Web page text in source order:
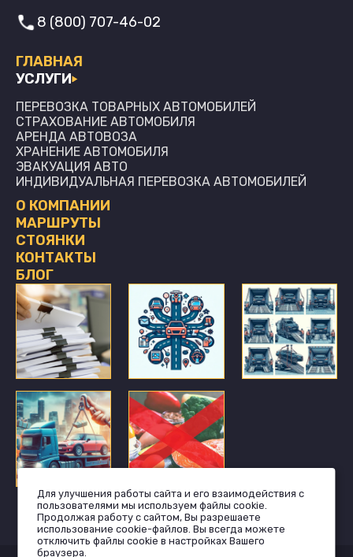
Для улучшения работы сайта и его взаимодействия с
пользователями мы используем файлы cookie.
Продолжая работу с сайтом, Вы разрешаете
использование cookie-файлов. Вы всегда можете
отключить файлы cookie в настройках Вашего
браузера.
ГЛАВНАЯ
УСЛУГИ
ПЕРЕВОЗКА ТОВАРНЫХ АВТОМОБИЛЕЙ
СТРАХОВАНИЕ АВТОМОБИЛЯ
АРЕНДА АВТОВОЗА
ХРАНЕНИЕ АВТОМОБИЛЯ
ЭВАКУАЦИЯ АВТО
ИНДИВИДУАЛЬНАЯ ПЕРЕВОЗКА АВТОМОБИЛЕЙ
О КОМПАНИИ
МАРШРУТЫ
СТОЯНКИ
КОНТАКТЫ
БЛОГ
8 (800) 707-46-02